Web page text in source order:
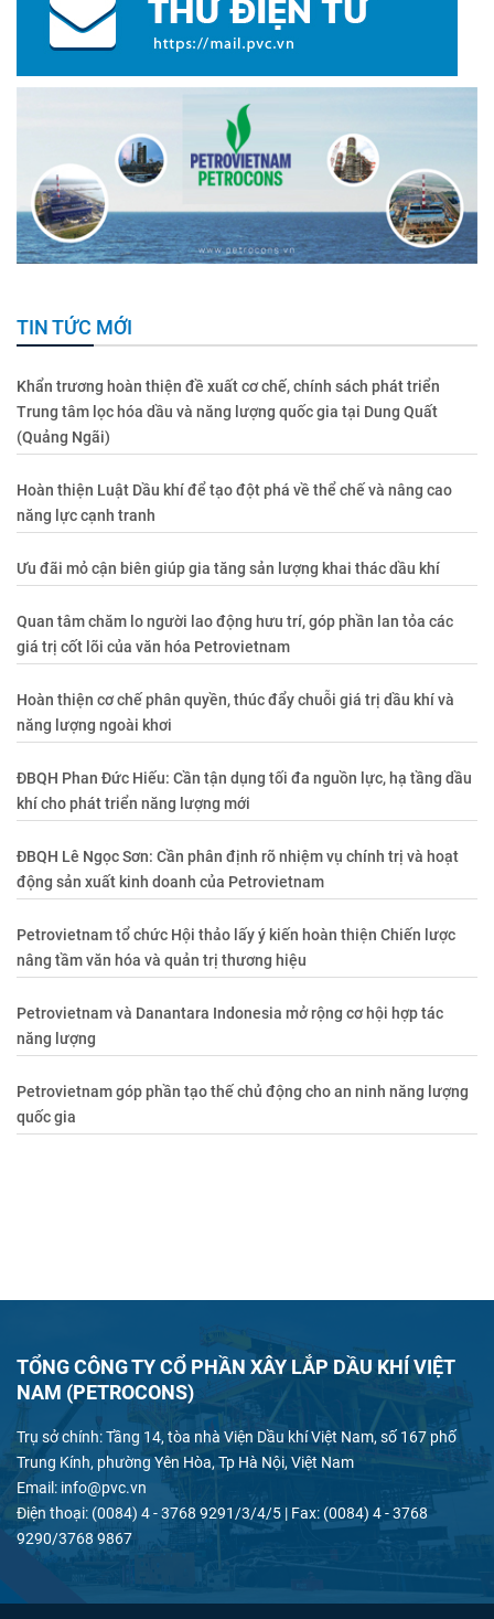
TIN TỨC MỚI
Khẩn trương hoàn thiện đề xuất cơ chế, chính sách phát triển
Trung tâm lọc hóa dầu và năng lượng quốc gia tại Dung Quất
(Quảng Ngãi)
Hoàn thiện Luật Dầu khí để tạo đột phá về thể chế và nâng cao
năng lực cạnh tranh
Ưu đãi mỏ cận biên giúp gia tăng sản lượng khai thác dầu khí
Quan tâm chăm lo người lao động hưu trí, góp phần lan tỏa các
giá trị cốt lõi của văn hóa Petrovietnam
Hoàn thiện cơ chế phân quyền, thúc đẩy chuỗi giá trị dầu khí và
năng lượng ngoài khơi
ĐBQH Phan Đức Hiếu: Cần tận dụng tối đa nguồn lực, hạ tầng dầu
khí cho phát triển năng lượng mới
ĐBQH Lê Ngọc Sơn: Cần phân định rõ nhiệm vụ chính trị và hoạt
động sản xuất kinh doanh của Petrovietnam
Petrovietnam tổ chức Hội thảo lấy ý kiến hoàn thiện Chiến lược
nâng tầm văn hóa và quản trị thương hiệu
Petrovietnam và Danantara Indonesia mở rộng cơ hội hợp tác
năng lượng
Petrovietnam góp phần tạo thế chủ động cho an ninh năng lượng
quốc gia
TỔNG CÔNG TY CỔ PHẦN XÂY LẮP DẦU KHÍ VIỆT
NAM (PETROCONS)
Trụ sở chính: Tầng 14, tòa nhà Viện Dầu khí Việt Nam, số 167 phố
Trung Kính, phường Yên Hòa, Tp Hà Nội, Việt Nam
Email: info@pvc.vn
Điện thoại: (0084) 4 - 3768 9291/3/4/5 | Fax: (0084) 4 - 3768
9290/3768 9867